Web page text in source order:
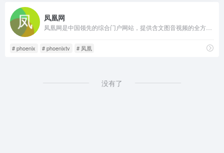
凤凰网
# phoenix # phoenixtv # 凤凰
没有了